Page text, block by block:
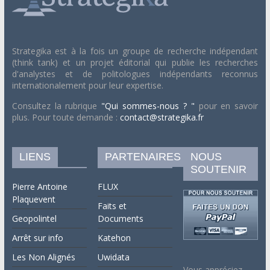
Strategika est à la fois un groupe de recherche indépendant
(think tank) et un projet éditorial qui publie les recherches
d'analystes et de politologues indépendants reconnus
internationalement pour leur expertise.
Consultez la rubrique "Qui sommes-nous ? " pour en savoir
plus. Pour toute demande : contact@strategika.fr
LIENS
Pierre Antoine
Plaquevent
Geopolintel
Arrêt sur info
Les Non Alignés
PARTENAIRES
FLUX
Faits et
Documents
Katehon
Uwidata
NOUS
SOUTENIR